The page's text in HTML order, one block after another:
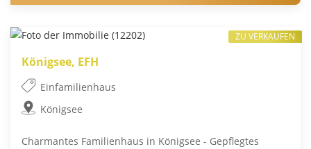
Königsee, EFH
Einfamilienhaus
Königsee
Charmantes Familienhaus in Königsee - Gepflegtes
ZU VERKAUFEN